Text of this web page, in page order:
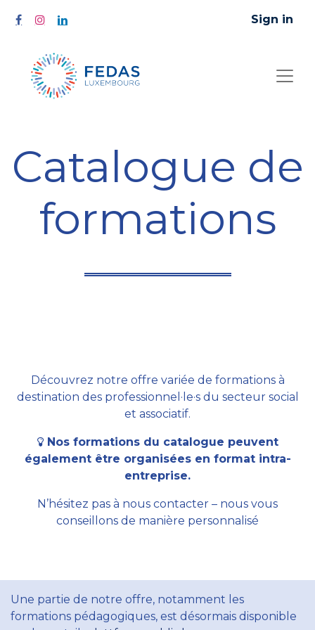
Sign in
Catalogue de
formations
Découvrez notre offre variée de formations à
destination des professionnel·le·s du secteur social
et associatif.
Nos formations du catalogue peuvent
également être organisées en format intra-
entreprise.
N’hésitez pas à nous contacter – nous vous
conseillons de manière personnalisé
Une partie de notre offre, notamment les
formations pédagogiques, est désormais disponible